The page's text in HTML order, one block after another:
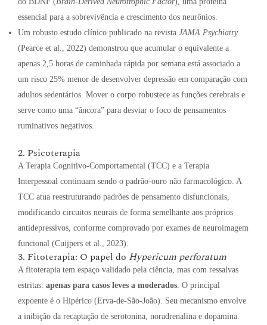
essencial para a sobrevivência e crescimento dos neurônios.
Um robusto estudo clínico publicado na revista JAMA Psychiatry
(Pearce et al., 2022) demonstrou que acumular o equivalente a
apenas 2,5 horas de caminhada rápida por semana está associado a
um risco 25% menor de desenvolver depressão em comparação com
adultos sedentários. Mover o corpo robustece as funções cerebrais e
serve como uma “âncora” para desviar o foco de pensamentos
ruminativos negativos.
2. Psicoterapia
A Terapia Cognitivo-Comportamental (TCC) e a Terapia
Interpessoal continuam sendo o padrão-ouro não farmacológico. A
TCC atua reestruturando padrões de pensamento disfuncionais,
modificando circuitos neurais de forma semelhante aos próprios
antidepressivos, conforme comprovado por exames de neuroimagem
funcional (Cuijpers et al., 2023).
3. Fitoterapia: O papel do Hypericum perforatum
A fitoterapia tem espaço validado pela ciência, mas com ressalvas
estritas: apenas para casos leves a moderados . O principal
expoente é o Hipérico (Erva-de-São-João). Seu mecanismo envolve
a inibição da recaptação de serotonina, noradrenalina e dopamina.